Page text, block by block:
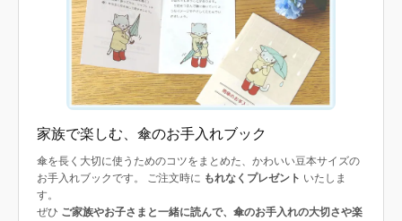
家族で楽しむ、傘のお手入れブック
傘を長く大切に使うためのコツをまとめた、かわいい豆本サイズの
お手入れブックです。 ご注文時に もれなくプレゼント いたしま
す。
ぜひ ご家族やお子さまと一緒に読んで、傘のお手入れの大切さや楽